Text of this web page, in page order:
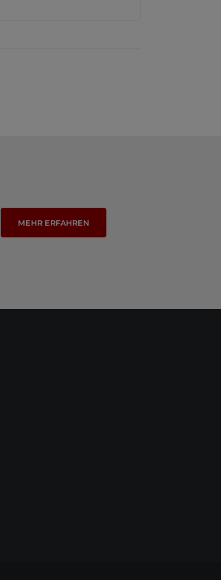
MEHR ERFAHREN